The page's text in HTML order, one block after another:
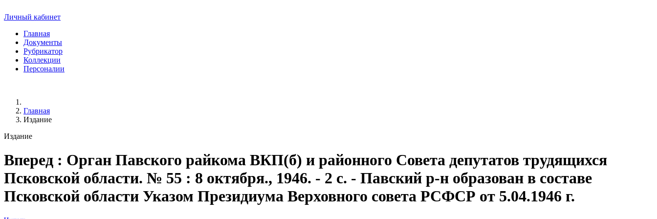
Личный кабинет
Главная
Документы
Рубрикатор
Коллекции
Персоналии
Главная
Издание
Издание
Вперед : Орган Павского райкома ВКП(б) и районного Совета депутатов трудящихся
Псковской области. № 55 : 8 октября., 1946. - 2 с. - Павский р-н образован в составе
Псковской области Указом Президиума Верховного совета РСФСР от 5.04.1946 г.